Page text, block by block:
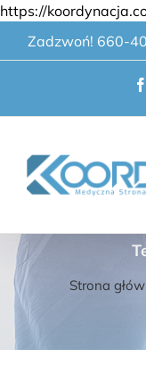
https://
Zadzwoń! 660-
Strona